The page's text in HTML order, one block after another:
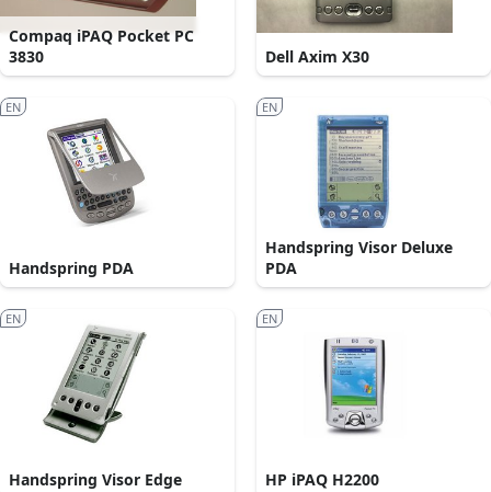
Compaq iPAQ Pocket PC
3830
Dell Axim X30
Handspring PDA
EN
Handspring Visor Deluxe
PDA
EN
Handspring Visor Edge
EN
HP iPAQ H2200
EN